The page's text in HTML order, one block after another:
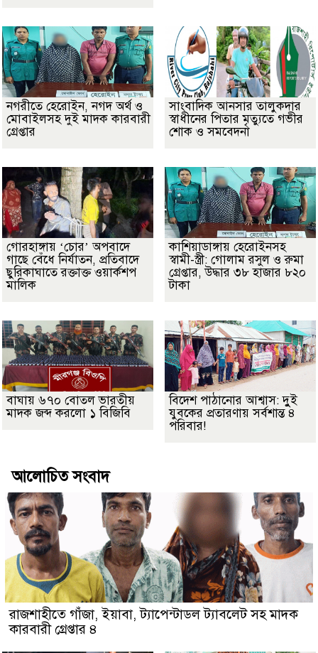
নগরীতে হেরোইন, নগদ অর্থ ও
মোবাইলসহ দুই মাদক কারবারী
গ্রেপ্তার
সাংবাদিক আনসার তালুকদার
স্বাধীনের পিতার মৃত্যুতে গভীর
শোক ও সমবেদনা
গোরহাঙ্গায় ‘চোর’ অপবাদে
গাছে বেঁধে নির্যাতন, প্রতিবাদে
ছুরিকাঘাতে রক্তাক্ত ওয়ার্কশপ
মালিক
কাশিয়াডাঙ্গায় হেরোইনসহ
স্বামী-স্ত্রী: গোলাম রসুল ও রুমা
গ্রেপ্তার, উদ্ধার ৩৮ হাজার ৮২০
টাকা
বাঘায় ৬৭০ বোতল ভারতীয়
মাদক জব্দ করলো ১ বিজিবি
বিদেশ পাঠানোর আশ্বাস: দুুই
যুবকের প্রতারণায় সর্বশান্ত ৪
পরিবার!
আলোচিত সংবাদ
রাজশাহীতে গাঁজা, ইয়াবা, ট্যাপেন্টাডল ট্যাবলেট সহ মাদক
কারবারী গ্রেপ্তার ৪